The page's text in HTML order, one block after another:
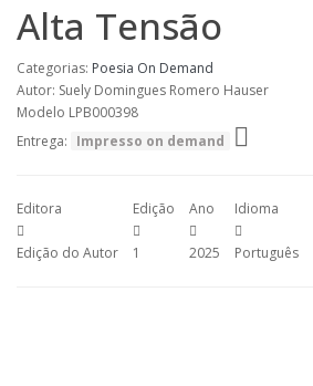
Alta Tensão
Categorias: Poesia On Demand
Autor: Suely Domingues Romero Hauser
Modelo LPB000398
Entrega: Impresso on demand
Editora
Edição do Autor
Edição
1
Ano
2025
Idioma
Português